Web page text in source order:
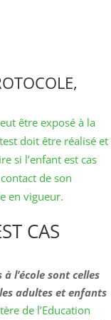
être exposé à la
doit être réalisé et
si l’enfant est cas
de son
en vigueur.
CAS
l’école sont celles
adultes et enfants
de l’Education